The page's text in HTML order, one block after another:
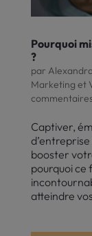
Pourquoi
?
par
Marketing et
commentaires
Captiver,
booster
pourquoi ce
atteindre